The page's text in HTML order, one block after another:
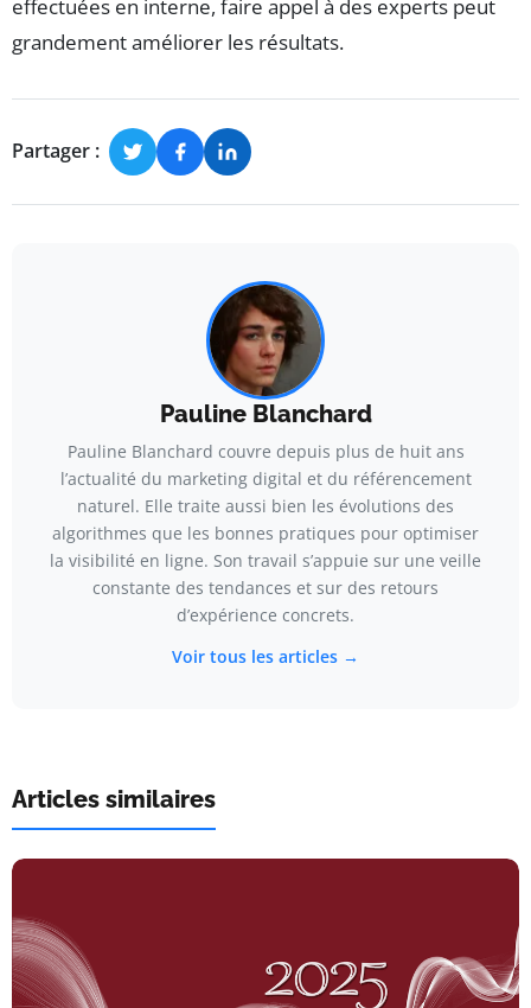
effectuées en interne, faire appel à des experts peut
grandement améliorer les résultats.
Partager :
Pauline Blanchard
Pauline Blanchard couvre depuis plus de huit ans
l’actualité du marketing digital et du référencement
naturel. Elle traite aussi bien les évolutions des
algorithmes que les bonnes pratiques pour optimiser
la visibilité en ligne. Son travail s’appuie sur une veille
constante des tendances et sur des retours
d’expérience concrets.
Voir tous les articles →
Articles similaires